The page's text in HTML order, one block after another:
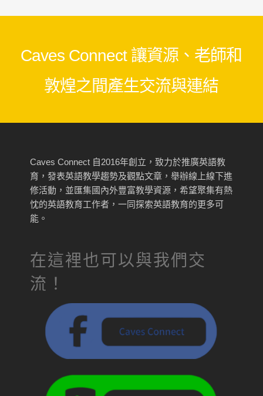
Caves Connect 讓資源、老師和
敦煌之間產生交流與連結
Caves Connect 自2016年創立，致力於推廣英語教
育，發表英語教學趨勢及觀點文章，舉辦線上線下進
修活動，並匯集國內外豐富教學資源，希望聚集有熱
忱的英語教育工作者，一同探索英語教育的更多可
能。
在這裡也可以與我們交
流！